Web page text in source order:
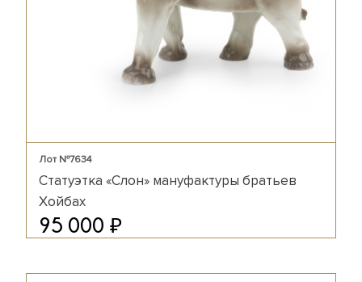
Лот №7634
Статуэтка «Слон» мануфактуры братьев
Хойбах
95 000 ₽